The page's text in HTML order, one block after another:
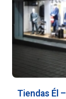
Tiendas Él